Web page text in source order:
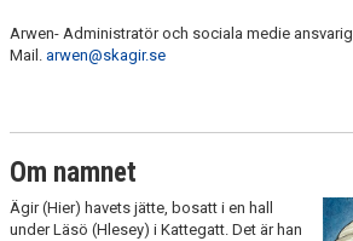
Arwen- Administratör och sociala medie ansvarig
Mail. arwen@skagir.se
Om namnet
Ägir (Hier) havets jätte, bosatt i en hall
under Läsö (Hlesey) i Kattegatt. Det är han